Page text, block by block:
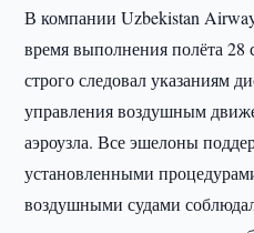
В компании Uzbekistan
время выполнения полёта 28
строго следовал указаниям
управления воздушным
аэроузла. Все эшелоны
установленными
воздушными судами